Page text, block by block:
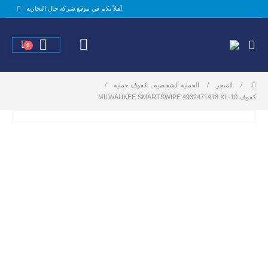
أهلاً بكم في موقع شركة جال التجارية
0
المتجر الحماية الشخصية
كفوف حماية
كفوف MILWAUKEE SMARTSWIPE 4932471418 XL-10